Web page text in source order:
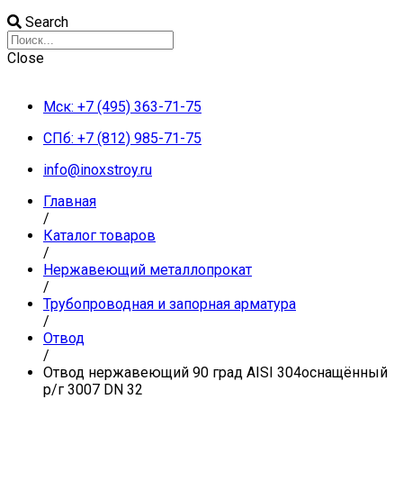
Search
Close
Мск: +7 (495) 363-71-75
СПб: +7 (812) 985-71-75
info@inoxstroy.ru
Главная
/
Каталог товаров
/
Нержавеющий металлопрокат
/
Трубопроводная и запорная арматура
/
Отвод
/
Отвод нержавеющий 90 град AISI 304оснащённый
р/г 3007 DN 32